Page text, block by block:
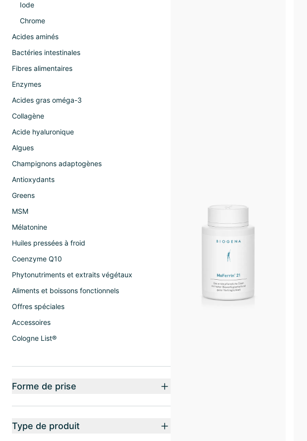
Iode
Chrome
Acides aminés
Bactéries intestinales
Fibres alimentaires
Enzymes
Acides gras oméga-3
Collagène
Acide hyaluronique
Algues
Champignons adaptogènes
Antioxydants
Greens
MSM
Mélatonine
Huiles pressées à froid
Coenzyme Q10
Phytonutriments et extraits végétaux
Aliments et boissons fonctionnels
Offres spéciales
Accessoires
Cologne List®
Forme de prise
Type de produit